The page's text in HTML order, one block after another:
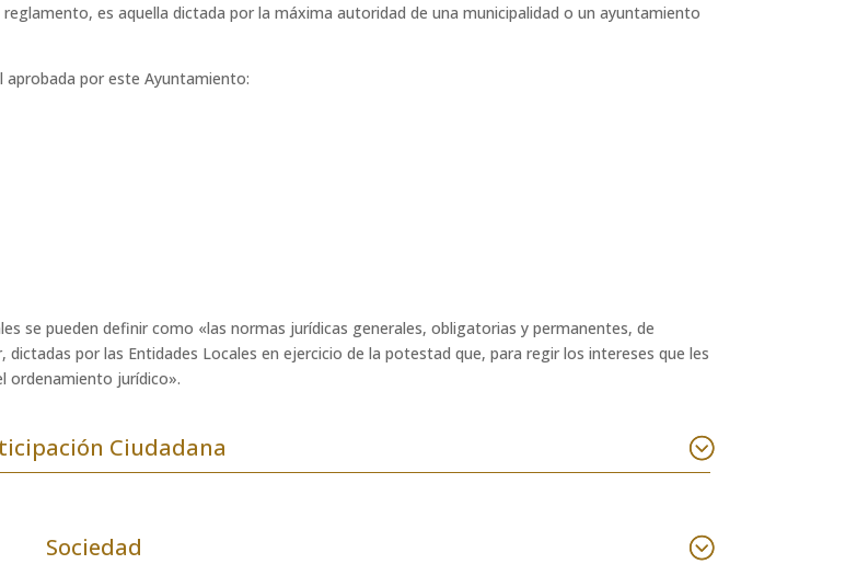
es aquella dictada por la máxima autoridad de una municipalidad o un ayuntamiento
aprobada por este Ayuntamiento:
se pueden definir como «las normas jurídicas generales, obligatorias y permanentes, de
por las Entidades Locales en ejercicio de la potestad que, para regir los intereses que les
ordenamiento jurídico».
Ciudadana
Sociedad